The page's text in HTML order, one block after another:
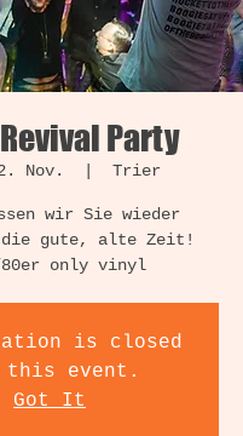
Revival Party
Nov. Trier
wir Sie wieder
die gute, alte Zeit!
80er only vinyl
is closed
event.
Got It